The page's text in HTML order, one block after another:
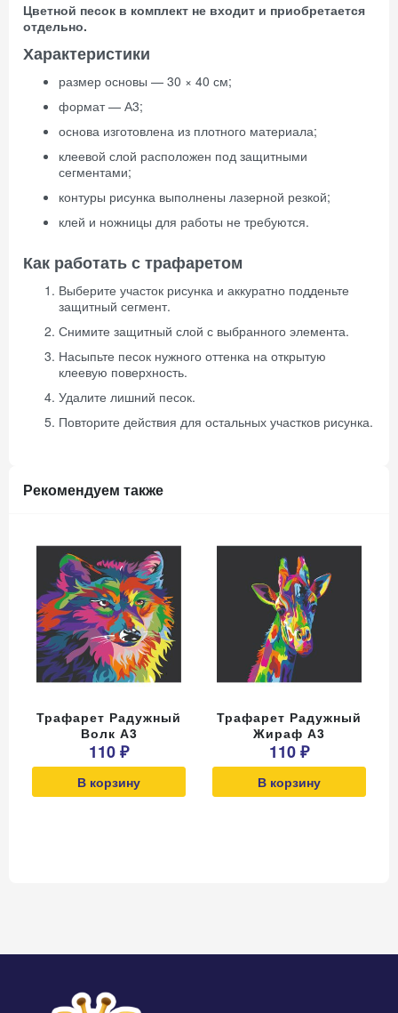
Цветной песок в комплект не входит и приобретается
отдельно.
Характеристики
размер основы — 30 × 40 см;
формат — А3;
основа изготовлена из плотного материала;
клеевой слой расположен под защитными
сегментами;
контуры рисунка выполнены лазерной резкой;
клей и ножницы для работы не требуются.
Как работать с трафаретом
Выберите участок рисунка и аккуратно подденьте
защитный сегмент.
Снимите защитный слой с выбранного элемента.
Насыпьте песок нужного оттенка на открытую
клеевую поверхность.
Удалите лишний песок.
Повторите действия для остальных участков рисунка.
Рекомендуем также
Трафарет Радужный
Волк А3
110 ₽
В корзину
Трафарет Радужный
Жираф А3
110 ₽
В корзину